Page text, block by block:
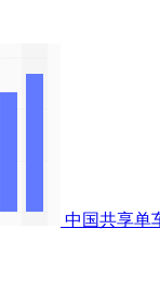
中国共享单